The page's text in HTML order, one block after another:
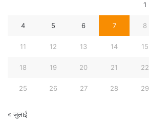
1
4 5 6 7 8
11 12 13 14 15
18 19 20 21 22
25 26 27 28 29
« जुलाई